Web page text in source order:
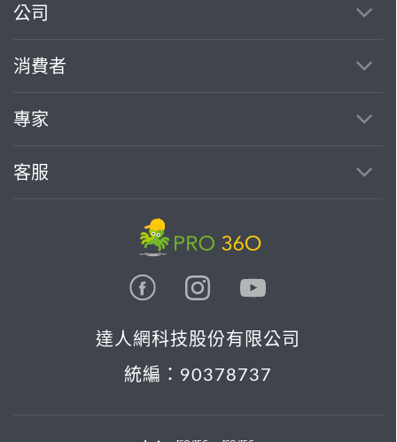
公司
消費者
專家
客服
達人網科技股份有限公司
統編：90378737
繼續完成